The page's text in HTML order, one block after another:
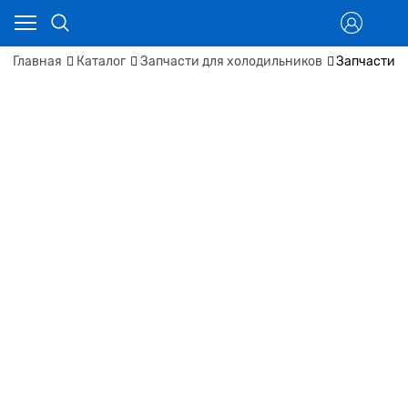
Главная Каталог Запчасти для холодильников Запчасти